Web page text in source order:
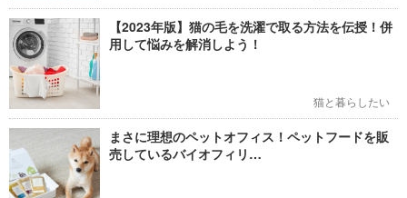
【2023年版】猫の毛を洗濯で取る方法を伝授！併
用して悩みを解消しよう！
猫と暮らしたい
まさに理想のペットオフィス！ペットフードを販
売しているバイオフィリ…